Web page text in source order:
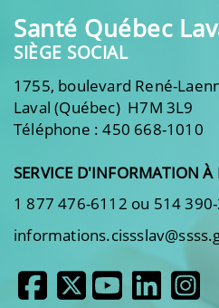
Santé Québec
SIÈGE SOCIAL
1755, boulevard René-
Laval (Québec) H7M 3L9
Téléphone : 450 668-1010
SERVICE D'INFORMATION
1 877 476-6112 ou 514